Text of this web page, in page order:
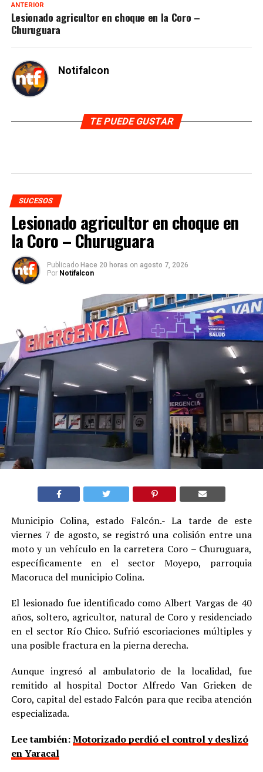
ANTERIOR
Lesionado agricultor en choque en la Coro –
Churuguara
Notifalcon
TE PUEDE GUSTAR
SUCESOS
Lesionado agricultor en choque en
la Coro – Churuguara
Publicado Hace 20 horas on agosto 7, 2026
Por Notifalcon
Municipio Colina, estado Falcón.- La tarde de este
viernes 7 de agosto, se registró una colisión entre una
moto y un vehículo en la carretera Coro – Churuguara,
específicamente en el sector Moyepo, parroquia
Macoruca del municipio Colina.
El lesionado fue identificado como Albert Vargas de 40
años, soltero, agricultor, natural de Coro y residenciado
en el sector Río Chico. Sufrió escoriaciones múltiples y
una posible fractura en la pierna derecha.
Aunque ingresó al ambulatorio de la localidad, fue
remitido al hospital Doctor Alfredo Van Grieken de
Coro, capital del estado Falcón para que reciba atención
especializada.
Lee también:Motorizado perdió el control y deslizó
en Yaracal